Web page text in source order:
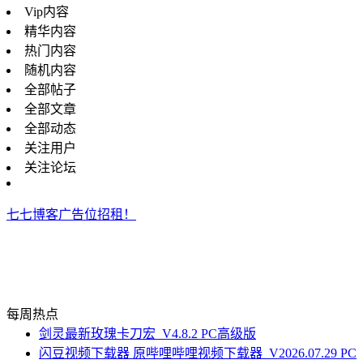
Vip内容
精华内容
热门内容
随机内容
全部帖子
全部文章
全部动态
关注用户
关注论坛
七七博客广告位招租！
每周热点
剑灵最新玫瑰卡刀宏_V4.8.2 PC高级版
闪豆视频下载器 原哔哩哔哩视频下载器_V2026.07.29 PC